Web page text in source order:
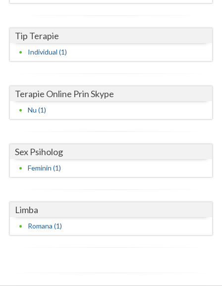
Satu-Mare
Sibiu
Teleorman
Timis
Valcea
Vaslui
Tip Terapie
Individual (1)
Terapie Online Prin Skype
Nu (1)
Sex Psiholog
Feminin (1)
Limba
Romana (1)